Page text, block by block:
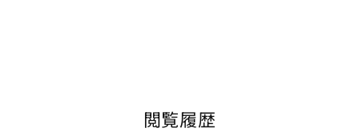
閲覧履歴